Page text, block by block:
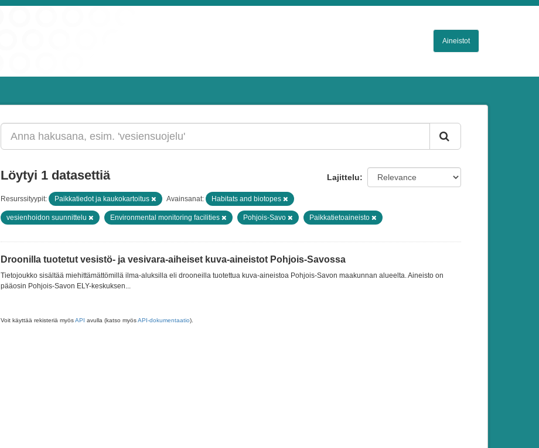
Aineistot
Lajittelu
Löytyi 1 datasettiä
Resurssityypit: Paikkatiedot ja kaukokartoitus Avainsanat: Habitats and biotopes
vesienhoidon suunnittelu Environmental monitoring facilities Pohjois-Savo Paikkatietoaineisto
Droonilla tuotetut vesistö- ja vesivara-aiheiset kuva-aineistot Pohjois-Savossa
Tietojoukko sisältää miehittämättömillä ilma-aluksilla eli drooneilla tuotettua kuva-aineistoa Pohjois-Savon maakunnan alueelta. Aineisto on
pääosin Pohjois-Savon ELY-keskuksen...
Voit käyttää rekisteriä myösAPI avulla (katso myösAPI-dokumentaatio).